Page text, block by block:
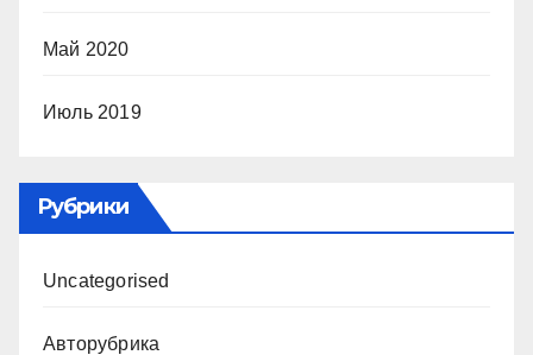
Май 2020
Июль 2019
Рубрики
Uncategorised
Авторубрика